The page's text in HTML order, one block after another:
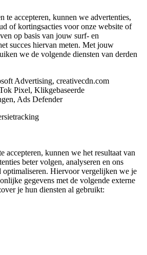
te accepteren, kunnen we advertenties,
of kortingsacties voor onze website of
op basis van jouw surf- en
succes hiervan meten. Met jouw
we de volgende diensten van derden
Advertising, creativecdn.com
Pixel, Klikgebaseerde
Ads Defender
accepteren, kunnen we het resultaat van
beter volgen, analyseren en ons
optimaliseren. Hiervoor vergelijken we je
gegevens met de volgende externe
je hun diensten al gebruikt: